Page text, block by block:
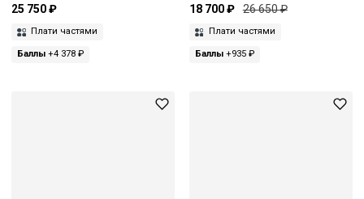
25 750 ₽
Плати частями
Баллы +4 378 ₽
18 700 ₽ 26 650 ₽
Плати частями
Баллы+935 ₽